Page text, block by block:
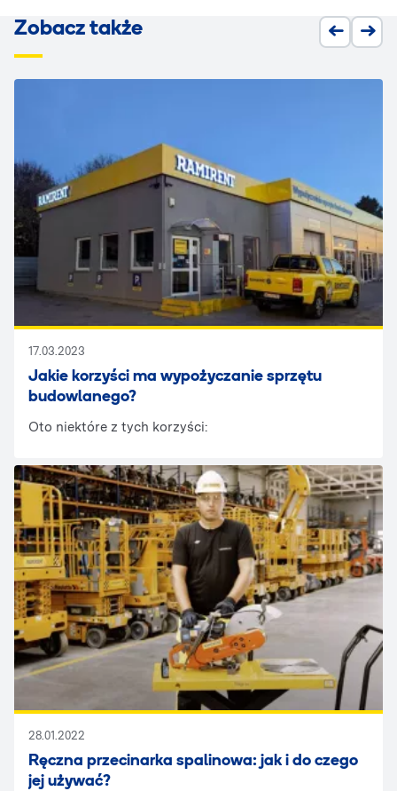
Zobacz także
17.03.2023
Jakie korzyści ma wypożyczanie sprzętu
budowlanego?
Oto niektóre z tych korzyści:
28.01.2022
Ręczna przecinarka spalinowa: jak i do czego
jej używać?